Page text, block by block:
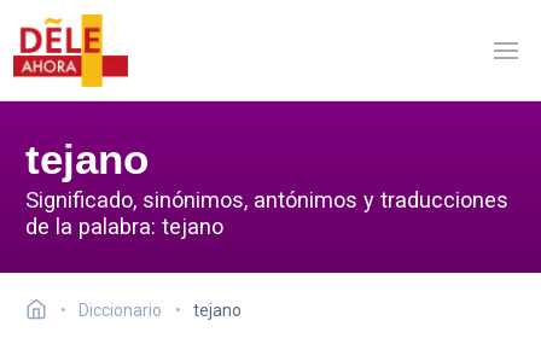
tejano
Significado, sinónimos, antónimos y traducciones
de la palabra: tejano
Diccionario tejano